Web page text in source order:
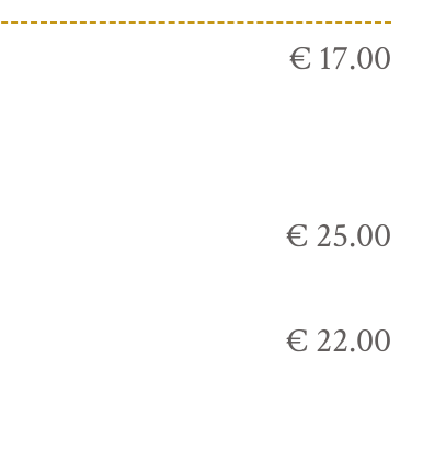
€ 17.00
€ 25.00
€ 22.00